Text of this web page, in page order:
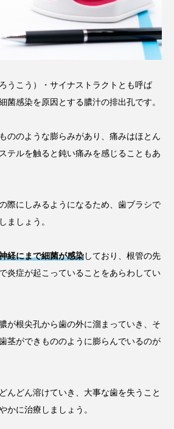
うこう）・サイナストラクトとも呼ば
菌感染を原因とする膿汁の排出孔です。
ののような膨らみがあり、痛みはほとん
テルを触ると鈍い痛みを感じることもあ
際にしみるようになるため、歯ブラシで
ましょう。
経にまで細菌が感染 しており、根管の先
炎症が起こっていることをあらわしてい
が根尖孔から歯の外に溜まっていき、そ
茎ができもののように膨らんでいるのが
んどん溶けていき、大事な歯を失うこと
かに治療しましょう。